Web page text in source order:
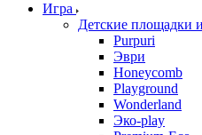
Игра
Детские площадки
Purpuri
Эври
Honeycomb
Playground
Wonderland
Эко-play